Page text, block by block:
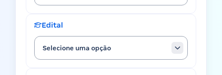
Edital
Selecione uma opção